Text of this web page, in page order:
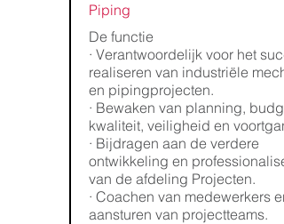
Piping
De functie
· Verantwoordelijk voor het
realiseren van industriële
en pipingprojecten.
· Bewaken van planning,
kwaliteit, veiligheid en
· Bijdragen aan de verdere
ontwikkeling en
van de afdeling Projecten.
· Coachen van medewerkers en
aansturen van projectteams.